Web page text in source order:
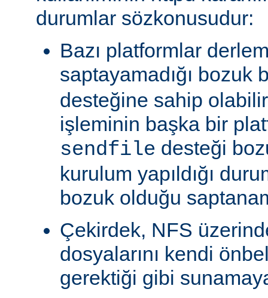
durumlar sözkonusudur:
Bazı platformlar
saptayamadığı bozuk
desteğine sahip
işleminin başka bir
sendfile desteği
kurulum yapıldığı
bozuk olduğu
Çekirdek, NFS
dosyalarını kendi
gerektiği gibi